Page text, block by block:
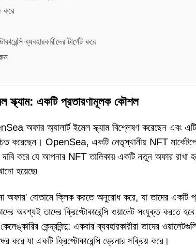
করে
ব্যবহারকারীদের টার্গেট করে
স্ক্যাম: একটি প্রতারণামূলক কৌশল
অফার অ্যালার্ট ইমেল স্ক্যাম বিশ্লেষণ করেছেন এবং
করেছেন। OpenSea, একটি নেতৃস্থানীয় NFT
দাবি করে যে আপনার NFT তালিকায় একটি নতুন অফার
হয়েছে৷
অফার' বোতামে ক্লিক করতে অনুরোধ করে, যা তাদের একটি
অবশ্যই তাদের ক্রিপ্টোকারেন্সি ওয়ালেট সংযুক্ত করতে
কেন্দ্রবিন্দু: একবার ব্যবহারকারীরা তাদের
করে যা একটি ক্রিপ্টোকারেন্সি ড্রেনার সক্রিয় করে।